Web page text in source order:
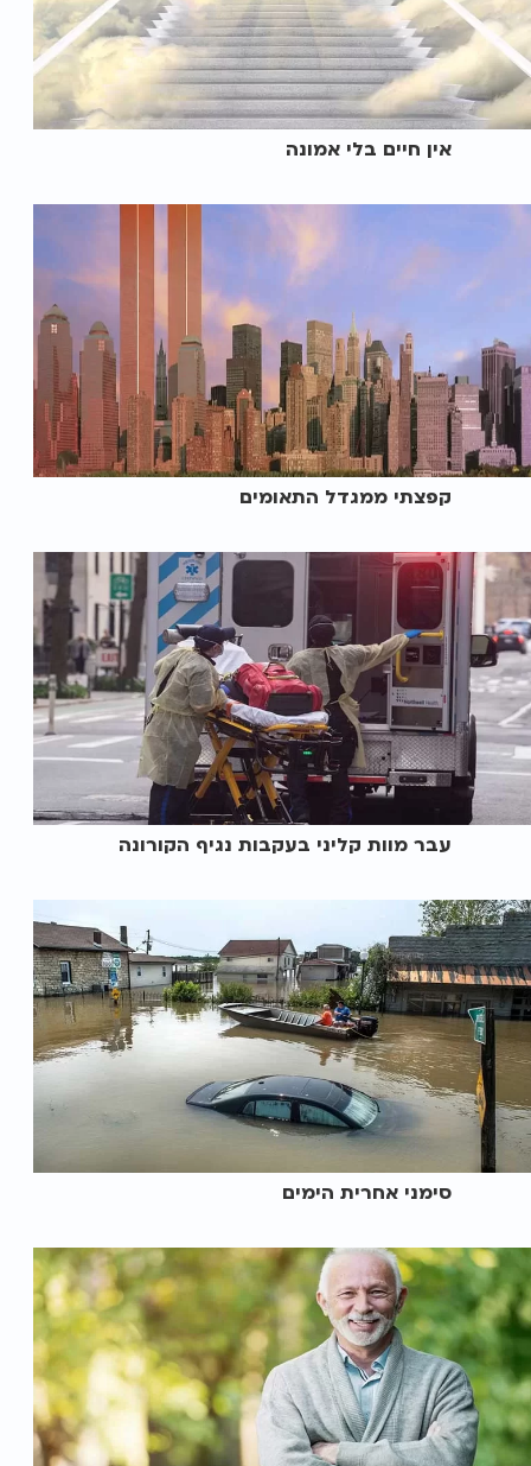
אין חיים בלי אמונה
קפצתי ממגדל התאומים
עבר מוות קליני בעקבות נגיף הקורונה
סימני אחרית הימים